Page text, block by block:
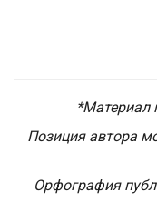
*Материал
Позиция автора
Орфография